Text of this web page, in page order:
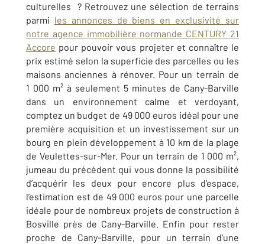
culturelles ? Retrouvez une sélection de terrains
parmi les annonces de biens en exclusivité sur
notre agence immobilière normande CENTURY 21
Accore pour pouvoir vous projeter et connaître le
prix estimé selon la superficie des parcelles ou les
maisons anciennes à rénover. Pour un terrain de
1 000 m² à seulement 5 minutes de Cany-Barville
dans un environnement calme et verdoyant,
comptez un budget de 49 000 euros idéal pour une
première acquisition et un investissement sur un
bourg en plein développement à 10 km de la plage
de Veulettes-sur-Mer. Pour un terrain de 1 000 m²,
jumeau du précédent qui vous donne la possibilité
d’acquérir les deux pour encore plus d’espace,
l’estimation est de 49 000 euros pour une parcelle
idéale pour de nombreux projets de construction à
Bosville près de Cany-Barville. Enfin pour rester
proche de Cany-Barville, pour un terrain d’une